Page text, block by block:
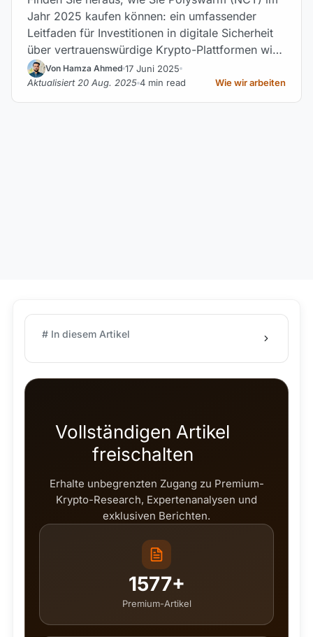
Jahr 2025 kaufen können: ein umfassender
Leitfaden für Investitionen in digitale Sicherheit
über vertrauenswürdige Krypto-Plattformen wie
Coinbase.
Von Hamza Ahmed 17 Juni 2025
Aktualisiert 20 Aug. 2025 4 min read Wie wir arbeiten
# In diesem Artikel
Vollständigen Artikel
freischalten
Erhalte unbegrenzten Zugang zu Premium-
Krypto-Research, Expertenanalysen und
exklusiven Berichten.
1577+
Premium-Artikel